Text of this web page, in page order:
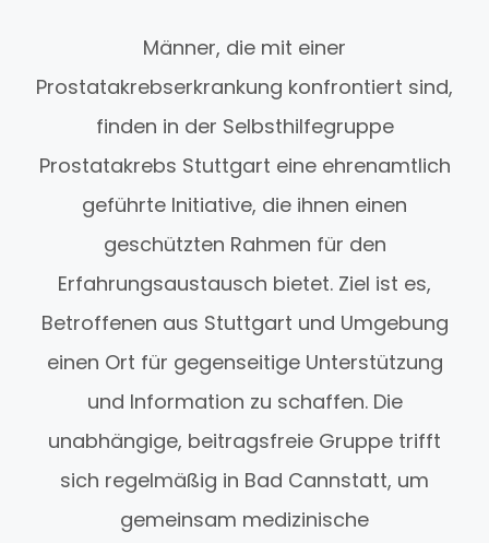
Männer, die mit einer
Prostatakrebserkrankung konfrontiert sind,
finden in der Selbsthilfegruppe
Prostatakrebs Stuttgart eine ehrenamtlich
geführte Initiative, die ihnen einen
geschützten Rahmen für den
Erfahrungsaustausch bietet. Ziel ist es,
Betroffenen aus Stuttgart und Umgebung
einen Ort für gegenseitige Unterstützung
und Information zu schaffen. Die
unabhängige, beitragsfreie Gruppe trifft
sich regelmäßig in Bad Cannstatt, um
gemeinsam medizinische